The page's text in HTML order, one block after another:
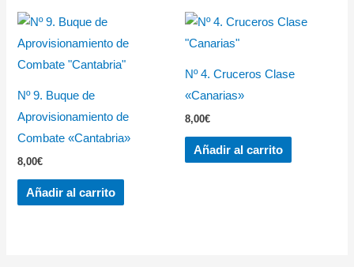
Nº 9. Buque de
Aprovisionamiento de
Combate «Cantabria»
8,00€
Añadir al carrito
Nº 4. Cruceros Clase
«Canarias»
8,00€
Añadir al carrito